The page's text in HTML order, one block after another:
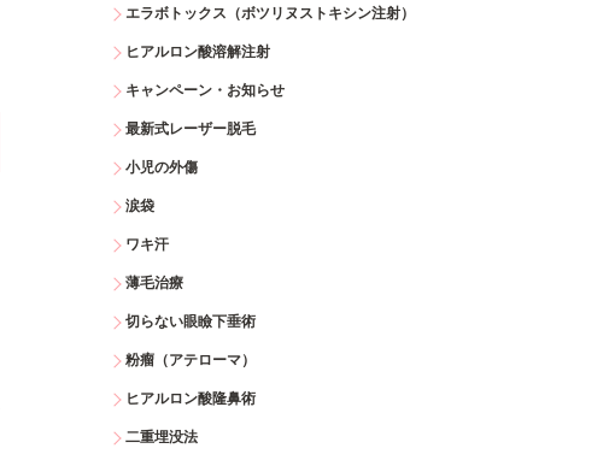
エラボトックス（ボツリヌストキシン注射）
ヒアルロン酸溶解注射
キャンペーン・お知らせ
最新式レーザー脱毛
小児の外傷
涙袋
ワキ汗
薄毛治療
切らない眼瞼下垂術
粉瘤（アテローマ）
ヒアルロン酸隆鼻術
二重埋没法